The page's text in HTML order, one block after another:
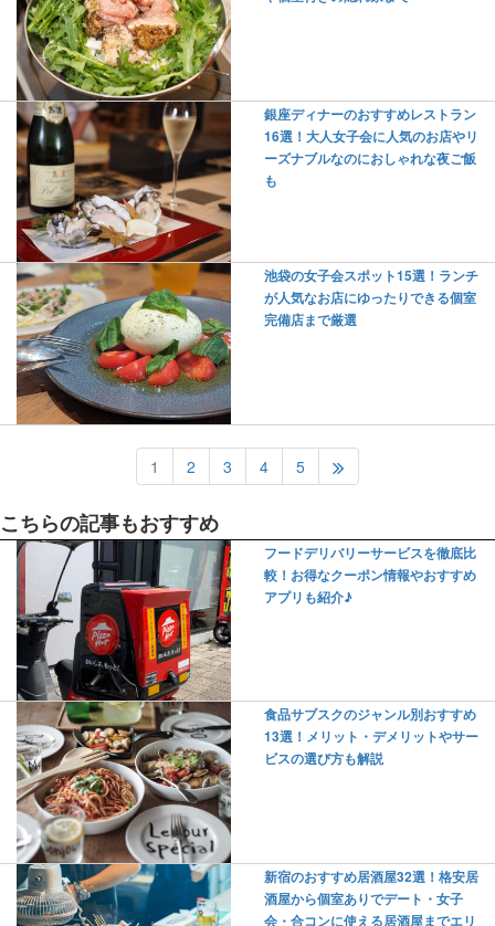
銀座ディナーのおすすめレストラン
16選！大人女子会に人気のお店やリ
ーズナブルなのにおしゃれな夜ご飯
も
池袋の女子会スポット15選！ランチ
が人気なお店にゆったりできる個室
完備店まで厳選
1 2 3 4 5
こちらの記事もおすすめ
フードデリバリーサービスを徹底比
較！お得なクーポン情報やおすすめ
アプリも紹介♪
食品サブスクのジャンル別おすすめ
13選！メリット・デメリットやサー
ビスの選び方も解説
新宿のおすすめ居酒屋32選！格安居
酒屋から個室ありでデート・女子
会・合コンに使える居酒屋までエリ